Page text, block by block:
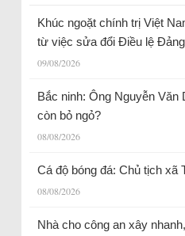
Khúc ngoặt chính trị Việt
từ việc sửa đổi Điều lệ
09/08/2026
Bắc ninh: Ông Nguyễn Văn
còn bỏ ngỏ?
08/08/2026
Cá độ bóng đá: Chủ tịch xã
08/08/2026
Nhà cho công an xây